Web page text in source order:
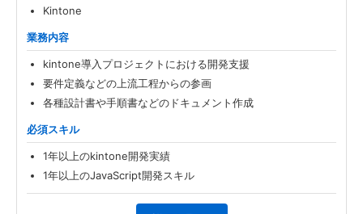
Kintone
業務内容
kintone導入プロジェクトにおける開発支援
要件定義などの上流工程からの参画
各種設計書や手順書などのドキュメント作成
必須スキル
1年以上のkintone開発実績
1年以上のJavaScript開発スキル